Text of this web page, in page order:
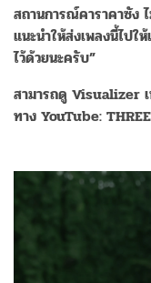
สถานการณ์คาราคาซัง
แนะนำให้ส่งเพลงนี้ไปใ
ไว้ด้วยนะครับ”
สามารถดู Visualizer
ทาง YouTube: